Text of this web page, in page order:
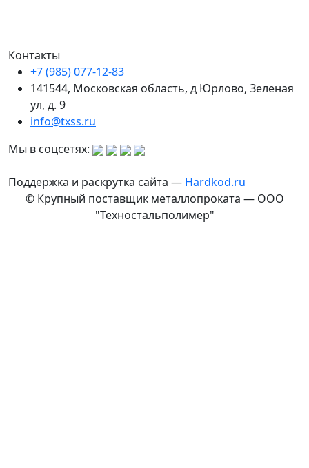
Контакты
+7 (985) 077-12-83
141544, Московская область, д Юрлово, Зеленая
ул, д. 9
info@txss.ru
Мы в соцсетях:
Поддержка и раскрутка сайта — Hardkod.ru
© Крупный поставщик металлопроката — ООО
"Техностальполимер"